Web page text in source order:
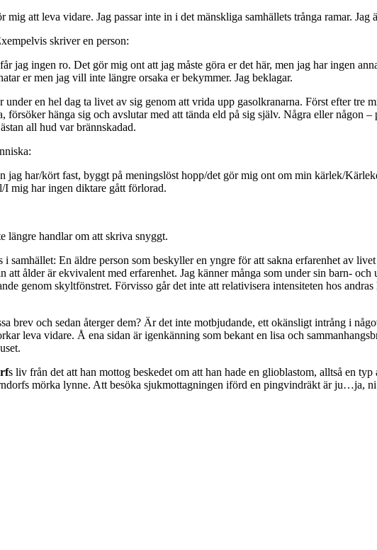
att leva vidare. Jag passar inte in i det mänskliga samhällets trånga ramar. Jag
skriver en person:
jag ingen ro. Det gör mig ont att jag måste göra er det här, men jag har ingen
er men jag vill inte längre orsaka er bekymmer. Jag beklagar.
en hel dag ta livet av sig genom att vrida upp gasolkranarna. Först efter tre
försöker hänga sig och avslutar med att tända eld på sig själv. Några eller någon
all hud var brännskadad.
har/kört fast, byggt på meningslöst hopp/det gör mig ont om min kärlek/
I mig har ingen diktare gått förlorad.
längre handlar om att skriva snyggt.
samhället: En äldre person som beskyller en yngre för att sakna erfarenhet av
att ålder är ekvivalent med erfarenhet. Jag känner många som under sin barn-
genom skyltfönstret. Förvisso går det inte att relativisera intensiteten hos
brev och sedan återger dem? Är det inte motbjudande, ett okänsligt intrång i
leva vidare. Å ena sidan är igenkänning som bekant en lisa och
s liv från det att han mottog beskedet om att han hade en glioblastom, alltså en
mörka lynne. Att besöka sjukmottagningen iförd en pingvindräkt är ju…ja, ni